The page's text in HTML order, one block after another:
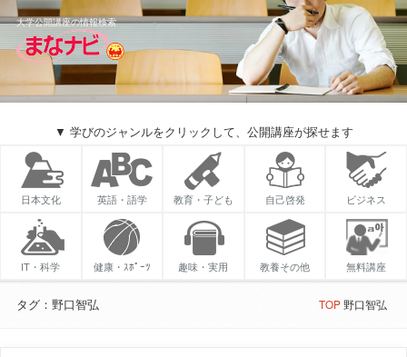
大学公開講座の情報検索
▼ 学びのジャンルをクリックして、公開講座が探せます
日本文化 英語・語学 教育・子ども 自己啓発 ビジネス
IT・科学 健康・ｽﾎﾟｰﾂ 趣味・実用 教養その他 無料講座
タグ：野口智弘 TOP野口智弘